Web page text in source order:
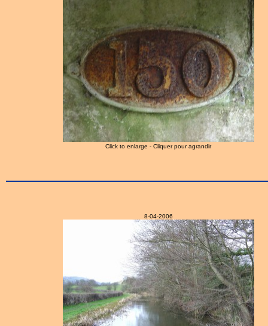
Click to enlarge - Cliquer pour agrandir
8-04-2006